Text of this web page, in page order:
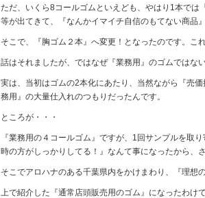
ただ、いくら8コールゴムといえども、やはり1本で
等が出てきて、『なんかイマイチ自信のもてない商品
そこで、『胸ゴム２本』へ変更！となったのです。こ
話はそれましたが、ではなぜ『業務用』のゴムではな
実は、当初はゴムの2本化にあたり、当然ながら『売
務用』の大量仕入れのつもりだったんです。
ところが・・・
『業務用の４コールゴム』ですが、1回サンプルを取
時の方がしっかりしてる！』なんて事になったから、
そこでアロハナのある千葉県内をかけまわり、『理想
上で紹介した『通常店頭販売用のゴム』になったわけで